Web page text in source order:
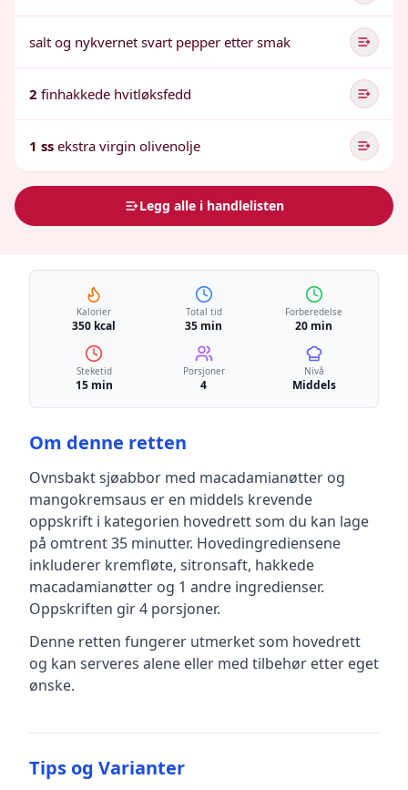
salt og nykvernet svart pepper etter smak
2 finhakkede hvitløksfedd
1 ss ekstra virgin olivenolje
Legg alle i handlelisten
Kalorier
350 kcal
Total tid
35 min
Forberedelse
20 min
Steketid
15 min
Porsjoner
4
Nivå
Middels
Om denne retten
Ovnsbakt sjøabbor med macadamianøtter og
mangokremsaus er en middels krevende
oppskrift i kategorien hovedrettsom du kan lage
på omtrent 35 minutter. Hovedingrediensene
inkluderer kremfløte, sitronsaft, hakkede
macadamianøtter og 1 andre ingredienser.
Oppskriften gir4 porsjoner.
Denne retten fungerer utmerket som hovedrett
og kan serveres alene eller med tilbehør etter eget
ønske.
Tips og Varianter